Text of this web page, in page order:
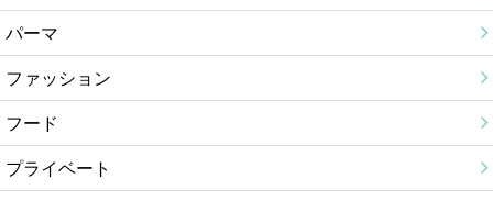
パーマ
ファッション
フード
プライベート